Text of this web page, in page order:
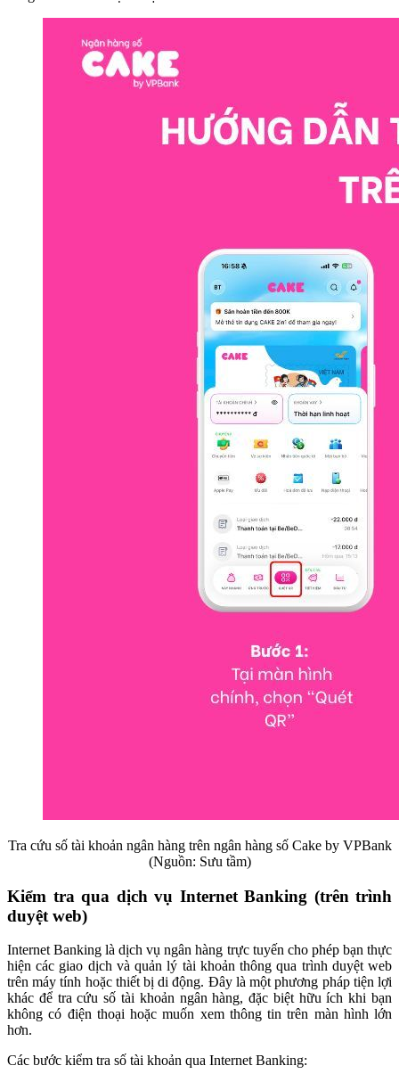
Tra cứu số tài khoản ngân hàng trên ngân hàng số Cake by VPBank
(Nguồn: Sưu tầm)
Kiểm tra qua dịch vụ Internet Banking (trên trình
duyệt web)
Internet Banking là dịch vụ ngân hàng trực tuyến cho phép bạn thực
hiện các giao dịch và quản lý tài khoản thông qua trình duyệt web
trên máy tính hoặc thiết bị di động. Đây là một phương pháp tiện lợi
khác để tra cứu số tài khoản ngân hàng, đặc biệt hữu ích khi bạn
không có điện thoại hoặc muốn xem thông tin trên màn hình lớn
hơn.
Các bước kiểm tra số tài khoản qua Internet Banking: